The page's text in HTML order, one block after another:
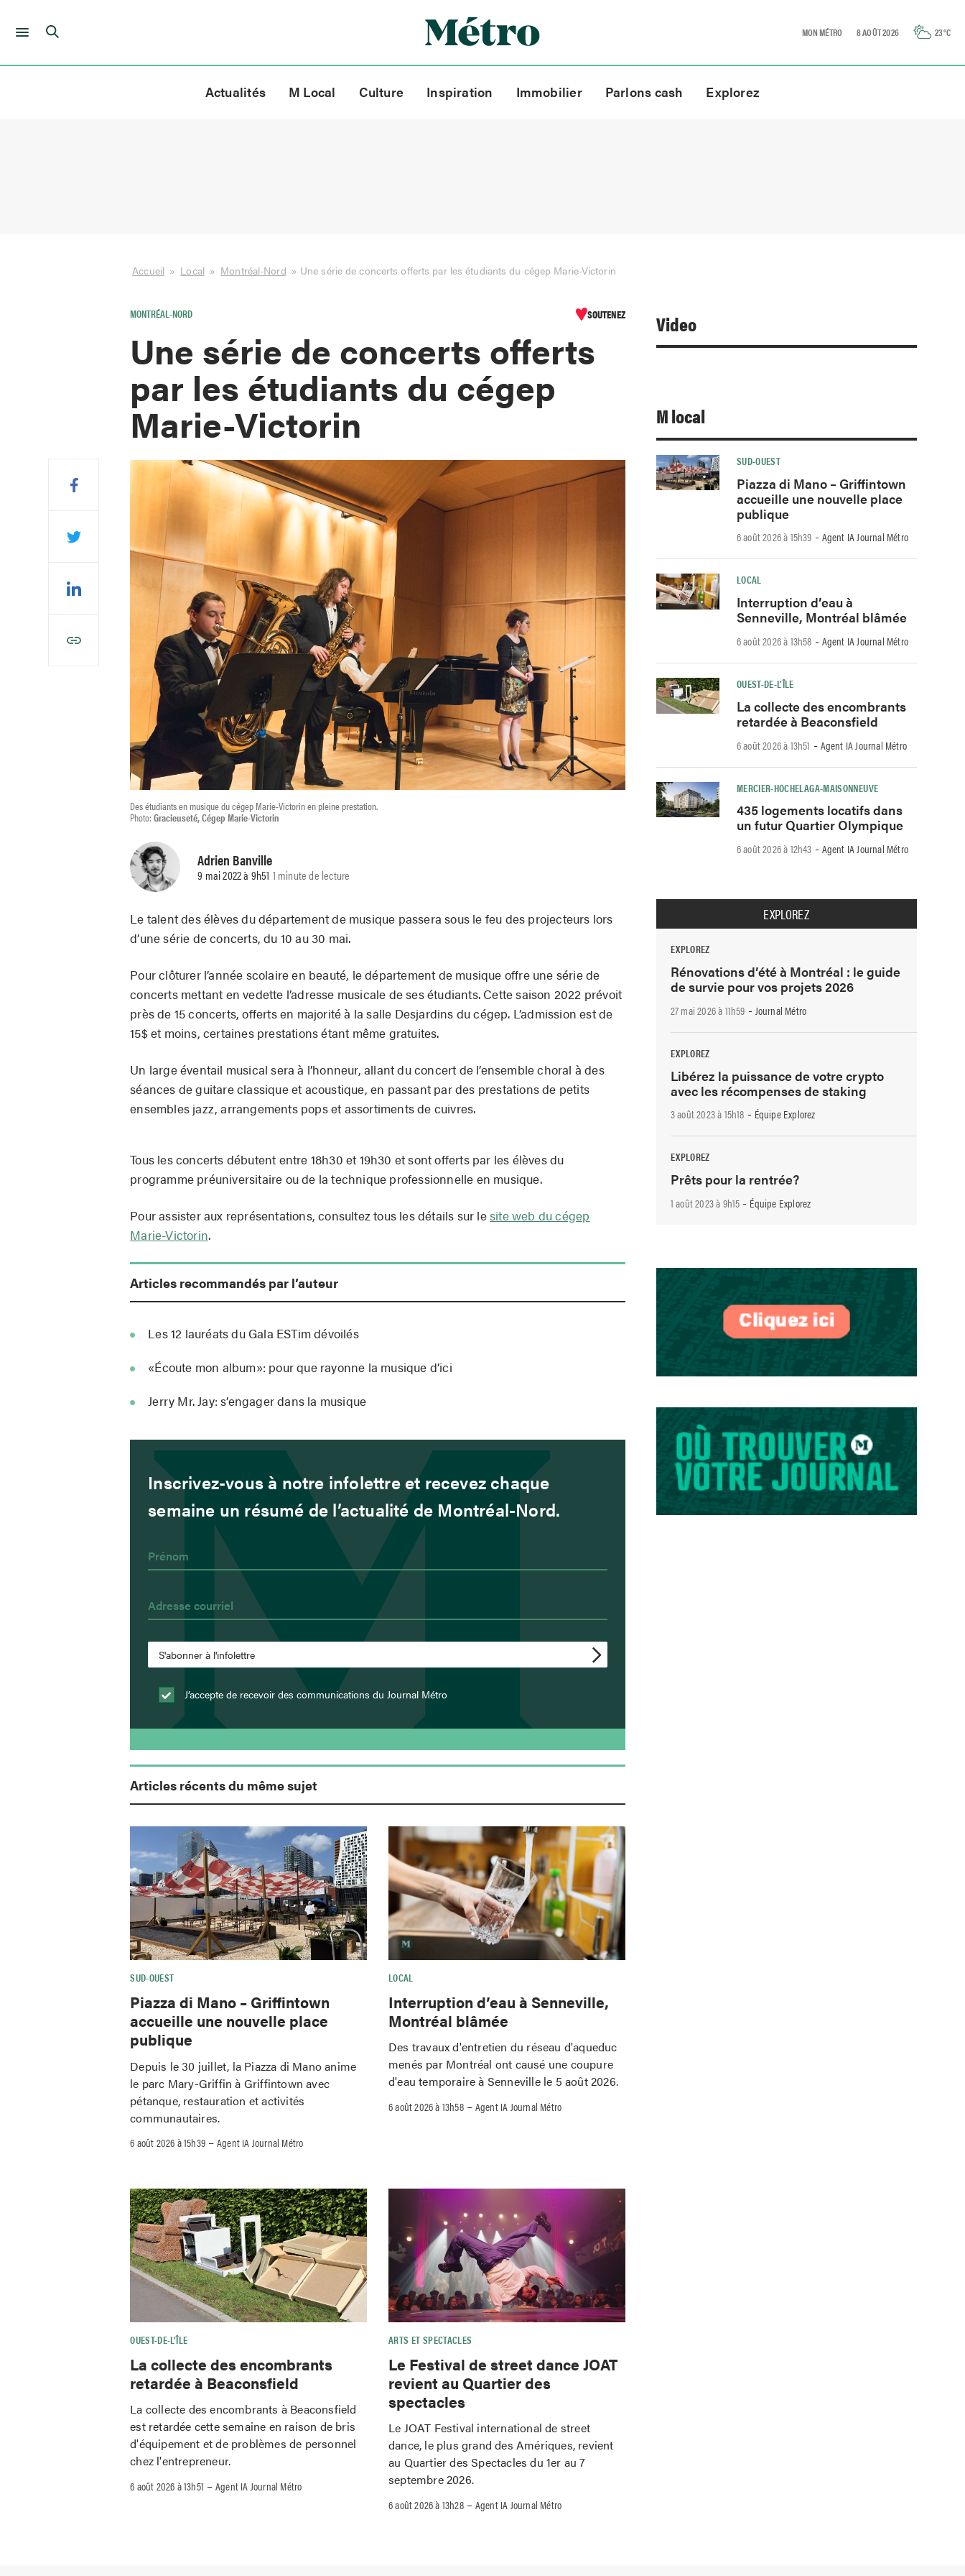
Skip
MON MÉTRO 8 AOÛT 2026 23°C
Actualités M Local Culture Inspiration Immobilier Parlons cash Explorez
Accueil » Local » Montréal-Nord » Une série de concerts offerts par les étudiants du cégep Marie-Victorin
MONTRÉAL-NORD SOUTENEZ
Une série de concerts offerts
par les étudiants du cégep
Marie-Victorin
Des étudiants en musique du cégep Marie-Victorin en pleine prestation.
Photo:Gracieuseté, Cégep Marie-Victorin
Adrien Banville
9 mai 2022 à 9h51 1 minute de lecture
Le talent des élèves du département de musique passera sous le feu des projecteurs lors
d’une série de concerts, du 10 au 30 mai.
Pour clôturer l’année scolaire en beauté, le département de musique offre une série de
concerts mettant en vedette l’adresse musicale de ses étudiants. Cette saison 2022 prévoit
près de 15 concerts, offerts en majorité à la salle Desjardins du cégep. L’admission est de
15$ et moins, certaines prestations étant même gratuites.
Un large éventail musical sera à l’honneur, allant du concert de l’ensemble choral à des
séances de guitare classique et acoustique, en passant par des prestations de petits
ensembles jazz, arrangements pops et assortiments de cuivres.
Tous les concerts débutent entre 18h30 et 19h30 et sont offerts par les élèves du
programme préuniversitaire ou de la technique professionnelle en musique.
Pour assister aux représentations, consultez tous les détails sur lesite web du cégep
Marie-Victorin.
Articles recommandés par l’auteur
Les 12 lauréats du Gala ESTim dévoilés
«Écoute mon album»: pour que rayonne la musique d’ici
Jerry Mr. Jay: s’engager dans la musique
Inscrivez-vous à notre infolettre et recevez chaque
semaine un résumé de l’actualité de Montréal-Nord.
J’accepte de recevoir des communications du Journal Métro
Articles récents du même sujet
SUD-OUEST
Piazza di Mano – Griffintown
accueille une nouvelle place
publique
Depuis le 30 juillet, la Piazza di Mano anime
le parc Mary-Griffin à Griffintown avec
pétanque, restauration et activités
communautaires.
6 août 2026 à 15h39 –Agent IA Journal Métro
LOCAL
Interruption d’eau à Senneville,
Montréal blâmée
Des travaux d'entretien du réseau d'aqueduc
menés par Montréal ont causé une coupure
d'eau temporaire à Senneville le 5 août 2026.
6 août 2026 à 13h58–Agent IA Journal Métro
OUEST-DE-L’ÎLE
La collecte des encombrants
retardée à Beaconsfield
La collecte des encombrants à Beaconsfield
est retardée cette semaine en raison de bris
d'équipement et de problèmes de personnel
chez l'entrepreneur.
6 août 2026 à 13h51 –Agent IA Journal Métro
ARTS ET SPECTACLES
Le Festival de street dance JOAT
revient au Quartier des
spectacles
Le JOAT Festival international de street
dance, le plus grand des Amériques, revient
au Quartier des Spectacles du 1er au 7
septembre 2026.
6 août 2026 à 13h28–Agent IA Journal Métro
Video
M local
SUD-OUEST
Piazza di Mano – Griffintown
accueille une nouvelle place
publique
6 août 2026 à 15h39 -Agent IA Journal Métro
LOCAL
Interruption d’eau à
Senneville, Montréal blâmée
6 août 2026 à 13h58 -Agent IA Journal Métro
OUEST-DE-L’ÎLE
La collecte des encombrants
retardée à Beaconsfield
6 août 2026 à 13h51 -Agent IA Journal Métro
MERCIER-HOCHELAGA-MAISONNEUVE
435 logements locatifs dans
un futur Quartier Olympique
6 août 2026 à 12h43 -Agent IA Journal Métro
EXPLOREZ
EXPLOREZ
Rénovations d’été à Montréal : le guide
de survie pour vos projets 2026
27 mai 2026 à 11h59 - Journal Métro
EXPLOREZ
Libérez la puissance de votre crypto
avec les récompenses de staking
3 août 2023 à 15h18 - Équipe Explorez
EXPLOREZ
Prêts pour la rentrée?
1 août 2023 à 9h15 - Équipe Explorez